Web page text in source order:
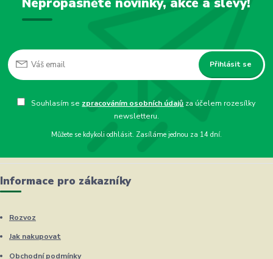
Přihlásit se
Souhlasím se zpracováním osobních údajů za účelem rozesílky
newsletteru.
Můžete se kdykoli odhlásit. Zasíláme jednou za 14 dní.
Informace pro zákazníky
Rozvoz
Jak nakupovat
Obchodní podmínky